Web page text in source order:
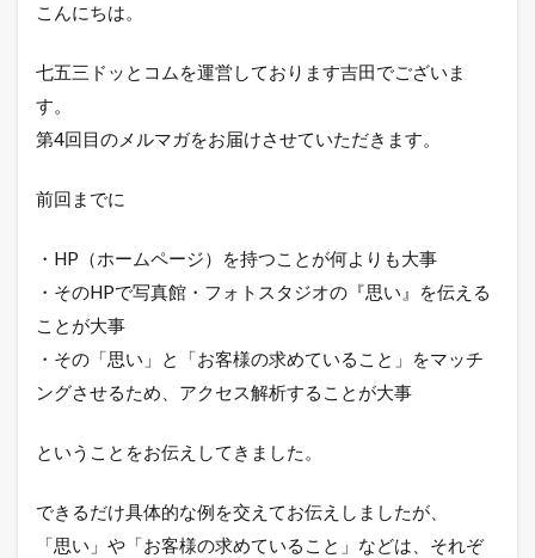
こんにちは。
七五三ドッとコムを運営しております吉田でございま
す。
第4回目のメルマガをお届けさせていただきます。
前回までに
・HP（ホームページ）を持つことが何よりも大事
・そのHPで写真館・フォトスタジオの『思い』を伝える
ことが大事
・その「思い」と「お客様の求めていること」をマッチ
ングさせるため、アクセス解析することが大事
ということをお伝えしてきました。
できるだけ具体的な例を交えてお伝えしましたが、
「思い」や「お客様の求めていること」などは、それぞ